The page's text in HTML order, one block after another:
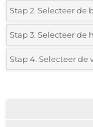
Stap 2. Selecteer
*Selecteer de
1 Kleur (Aan een
3 Kleuren (Aan een
Stap 3. Selecteer de
*Selecteer uit de lijst
Stap 4. Selecteer